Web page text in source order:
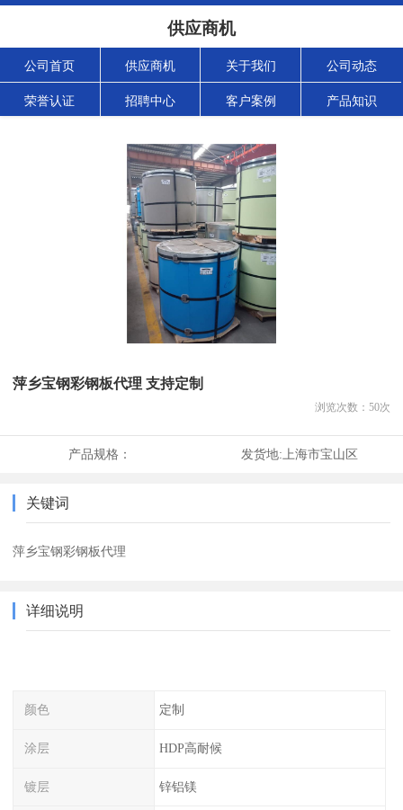
供应商机
公司首页 供应商机 关于我们 公司动态
荣誉认证 招聘中心 客户案例 产品知识
萍乡宝钢彩钢板代理 支持定制
浏览次数： 50次
产品规格： 发货地: 上海市宝山区
关键词
萍乡宝钢彩钢板代理
详细说明
颜色 定制
涂层 HDP高耐候
镀层 锌铝镁